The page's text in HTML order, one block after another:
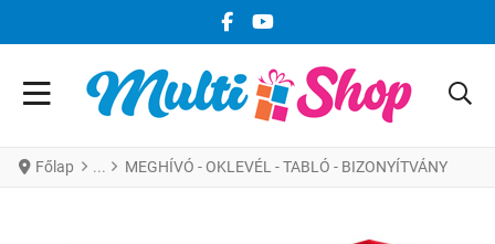
FACEBOOK KÖZÖSSÉGI LINK
YOUTUBE KÖZÖSSÉGI LINK
Főlap MEGHÍVÓ - OKLEVÉL - TABLÓ - BIZONYÍTVÁNY